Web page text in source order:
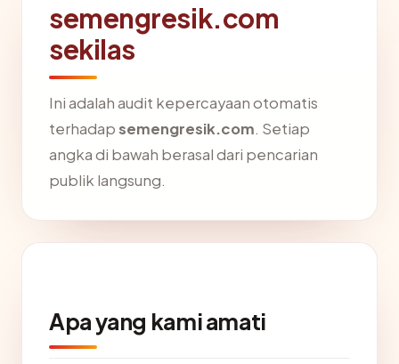
semengresik.com
sekilas
Ini adalah audit kepercayaan otomatis
terhadapsemengresik.com. Setiap
angka di bawah berasal dari pencarian
publik langsung.
Apa yang kami amati